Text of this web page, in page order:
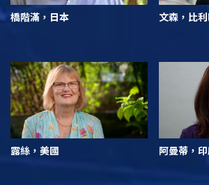
橋階滿，日本 文森，比
露絲，美國 阿曼蒂，